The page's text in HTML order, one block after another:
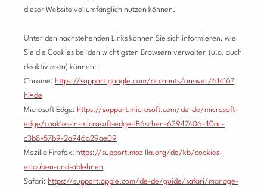
dieser Website vollumfänglich nutzen können.
Unter den nachstehenden Links können Sie sich informieren, wie
Sie die Cookies bei den wichtigsten Browsern verwalten (u.a. auch
deaktivieren) können:
Chrome: https://support.google.com/accounts/answer/61416?
hl=de
Microsoft Edge: https://support.microsoft.com/de-de/microsoft-
edge/cookies-in-microsoft-edge-lB6schen-63947406-40ac-
c3b8-57b9-2a946a29ae09
Mozilla Firefox: https://support.mozilla.org/de/kb/cookies-
erlauben-und-ablehnen
Safari: https://support.apple.com/de-de/guide/safari/manage-